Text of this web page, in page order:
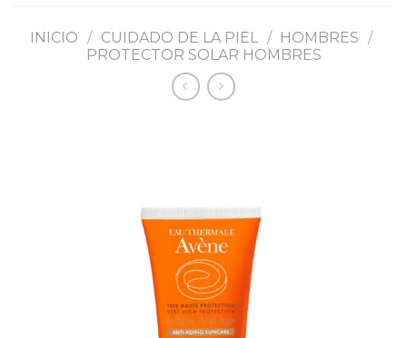
INICIO / CUIDADO DE LA PIEL / HOMBRES /
PROTECTOR SOLAR HOMBRES